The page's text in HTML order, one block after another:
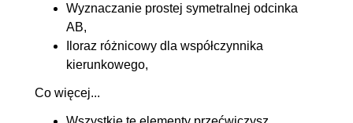
Wyznaczanie prostej symetralnej odcinka
AB,
Iloraz różnicowy dla współczynnika
kierunkowego,
Co więcej...